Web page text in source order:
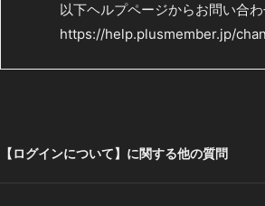
以下ヘルプページからお問い合わ
https://help.plusmember.jp/
【ログインについて】に関する他の質問